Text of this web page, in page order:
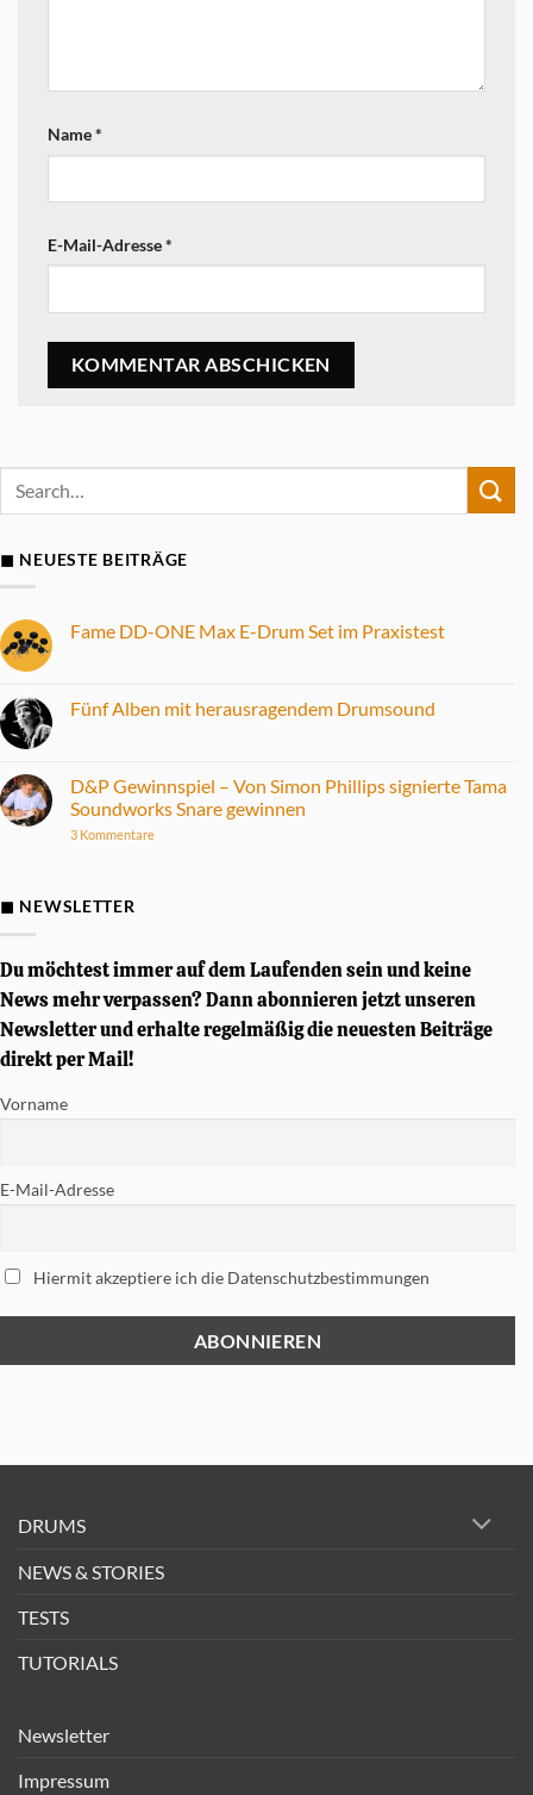
Name*
E-Mail-Adresse*
◼ NEUESTE BEITRÄGE
Fame DD-ONE Max E-Drum Set im Praxistest
Fame
DD-
Drum
Set
im
Fünf Alben mit herausragendem Drumsound
Fünf
Alben
mit
Drumsound
D&P Gewinnspiel – Von Simon Phillips signierte Tama
Soundworks Snare gewinnen
3 Kommentarezu
Soundworks
gewinnen
◼ NEWSLETTER
Du möchtest immer auf dem Laufenden sein und keine
News mehr verpassen? Dann abonnieren jetzt unseren
Newsletter und erhalte regelmäßig die neuesten Beiträge
direkt per Mail!
Vorname
E-Mail-Adresse
Hiermit akzeptiere ich die Datenschutzbestimmungen
DRUMS
NEWS & STORIES
TESTS
TUTORIALS
Newsletter
Impressum